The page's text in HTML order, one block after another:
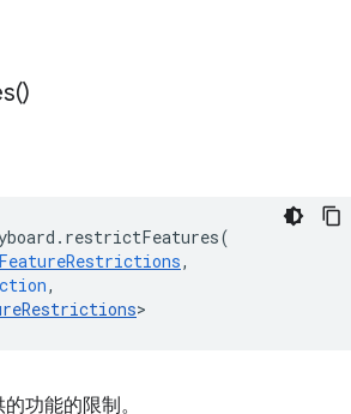
)
. restrictFeatures(
FeatureRestrictions,
,
>
功能的限制。